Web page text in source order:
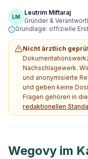
LM
Leutrim Miftaraj
Gründer &
Grundlage: offizielle
Nicht ärztlich
Nachschlagewerk.
und anonymisierte
und geben keine
Fragen gehören in
redaktionellen
Wegovy im